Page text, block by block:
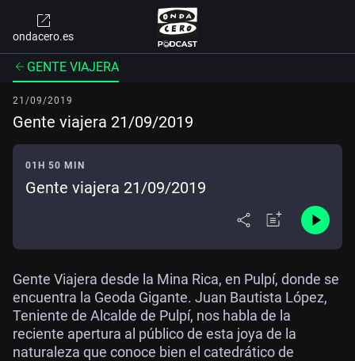
ondacero.es
GENTE VIAJERA
21/09/2019
Gente viajera 21/09/2019
01H 50 MIN
Gente viajera 21/09/2019
Gente Viajera desde la Mina Rica, en Pulpí, donde se
encuentra la Geoda Gigante. Juan Bautista López,
Teniente de Alcalde de Pulpí, nos habla de la
reciente apertura al público de esta joya de la
naturaleza que conoce bien el catedrático de